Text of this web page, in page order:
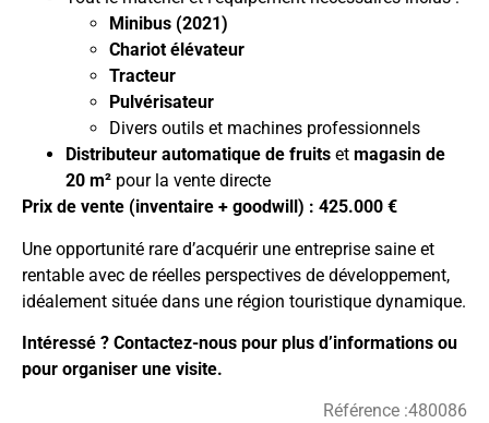
Minibus (2021)
Chariot élévateur
Tracteur
Pulvérisateur
Divers outils et machines professionnels
Distributeur automatique de fruits et magasin de
20 m² pour la vente directe
Prix de vente (inventaire + goodwill) : 425.000 €
Une opportunité rare d’acquérir une entreprise saine et
rentable avec de réelles perspectives de développement,
idéalement située dans une région touristique dynamique.
Intéressé ? Contactez-nous pour plus d’informations ou
pour organiser une visite.
Référence :480086